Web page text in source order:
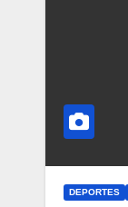
DEPORTES